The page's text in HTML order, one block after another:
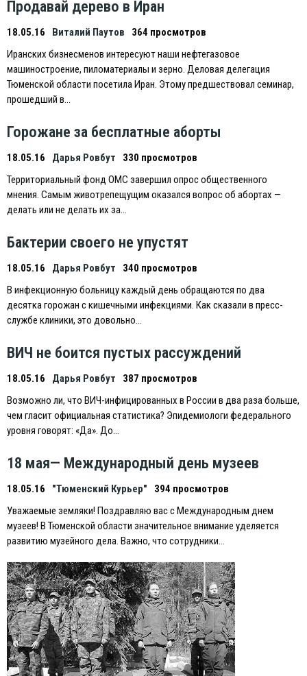
Продавай дерево в Иран
18.05.16 Виталий Паутов
364 просмотров
Иранских бизнесменов интересуют наши нефтегазовое
машиностроение, пиломатериалы и зерно. Деловая делегация
Тюменской области посетила Иран. Этому предшествовал семинар,
прошедший в…
Горожане за бесплатные аборты
18.05.16 Дарья Ровбут
330 просмотров
Территориальный фонд ОМС завершил опрос общественного
мнения. Самым животрепещущим оказался вопрос об абортах —
делать или не делать их за…
Бактерии своего не упустят
18.05.16 Дарья Ровбут
340 просмотров
В инфекционную больницу каждый день обращаются по два
десятка горожан с кишечными инфекциями. Как сказали в пресс-
службе клиники, это довольно…
ВИЧ не боится пустых рассуждений
18.05.16 Дарья Ровбут
387 просмотров
Возможно ли, что ВИЧ-инфицированных в России в два раза больше,
чем гласит официальная статистика? Эпидемиологи федерального
уровня говорят: «Да». До…
18 мая— Международный день музеев
18.05.16 "Тюменский Курьер"
394 просмотров
Уважаемые земляки! Поздравляю вас с Международным днем
музеев! В Тюменской области значительное внимание уделяется
развитию музейного дела. Важно, что сотрудники…